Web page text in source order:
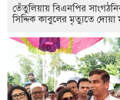
তেঁতুলিয়ায় বিএনপির
সিদ্দিক কাবুলের মৃত্যুতে দোয়া